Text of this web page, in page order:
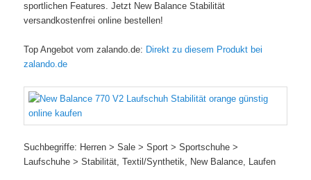
sportlichen Features. Jetzt New Balance Stabilität
versandkostenfrei online bestellen!
Top Angebot vom zalando.de: Direkt zu diesem Produkt bei
zalando.de
Suchbegriffe: Herren > Sale > Sport > Sportschuhe >
Laufschuhe > Stabilität, Textil/Synthetik, New Balance, Laufen